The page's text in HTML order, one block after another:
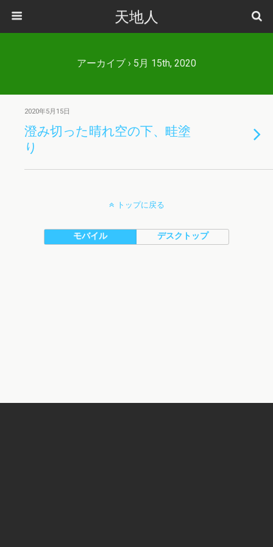
天地人
アーカイブ › 5月 15th, 2020
2020年5月15日
澄み切った晴れ空の下、畦塗
り
トップに戻る
モバイル デスクトップ